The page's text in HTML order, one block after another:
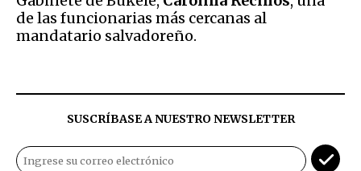
de las funcionarias más cercanas al
mandatario salvadoreño.
SUSCRÍBASE A NUESTRO NEWSLETTER